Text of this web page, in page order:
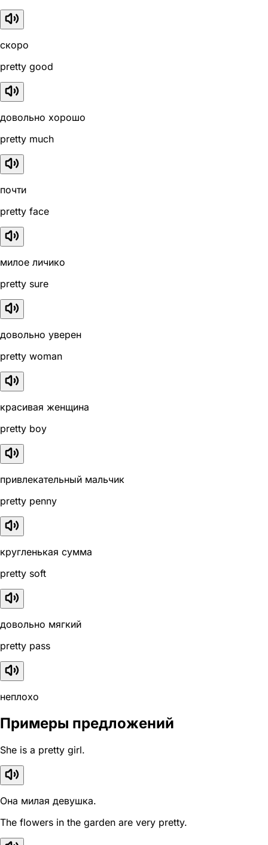
скоро
pretty good
довольно хорошо
pretty much
почти
pretty face
милое личико
pretty sure
довольно уверен
pretty woman
красивая женщина
pretty boy
привлекательный мальчик
pretty penny
кругленькая сумма
pretty soft
довольно мягкий
pretty pass
неплохо
Примеры предложений
She is a pretty girl.
Она милая девушка.
The flowers in the garden are very pretty.